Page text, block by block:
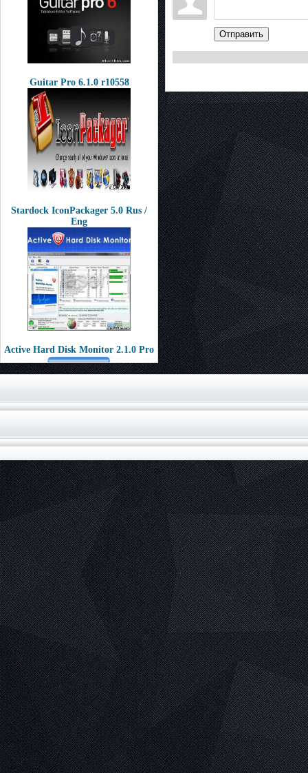
Guitar Pro 6.1.0 r10558
Stardock IconPackager 5.0 Rus /
Eng
Active Hard Disk Monitor 2.1.0 Pro
Отправить